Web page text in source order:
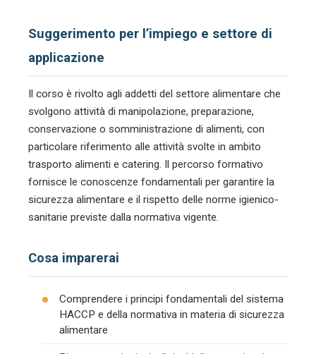
Suggerimento per l’impiego e settore di
applicazione
Il corso è rivolto agli addetti del settore alimentare che
svolgono attività di manipolazione, preparazione,
conservazione o somministrazione di alimenti, con
particolare riferimento alle attività svolte in ambito
trasporto alimenti e catering. Il percorso formativo
fornisce le conoscenze fondamentali per garantire la
sicurezza alimentare e il rispetto delle norme igienico-
sanitarie previste dalla normativa vigente.
Cosa imparerai
Comprendere i principi fondamentali del sistema
HACCP e della normativa in materia di sicurezza
alimentare